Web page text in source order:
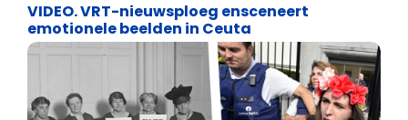
VIDEO. VRT-nieuwsploeg ensceneert
emotionele beelden in Ceuta